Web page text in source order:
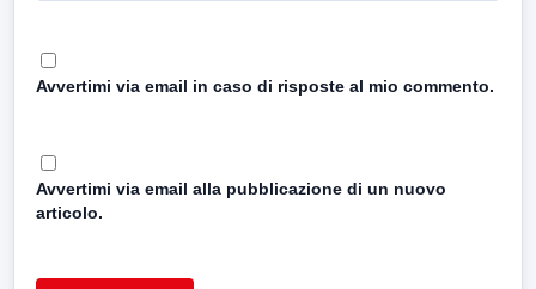
Avvertimi via email in caso di risposte al mio commento.
Avvertimi via email alla pubblicazione di un nuovo
articolo.